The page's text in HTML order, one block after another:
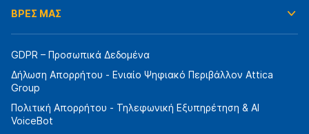
ΒΡΕΣ ΜΑΣ
GDPR – Προσωπικά Δεδομένα
Δήλωση Απορρήτου - Ενιαίο Ψηφιακό Περιβάλλον Attica
Group
Πολιτική Απορρήτου - Τηλεφωνική Εξυπηρέτηση & AI
VoiceBot